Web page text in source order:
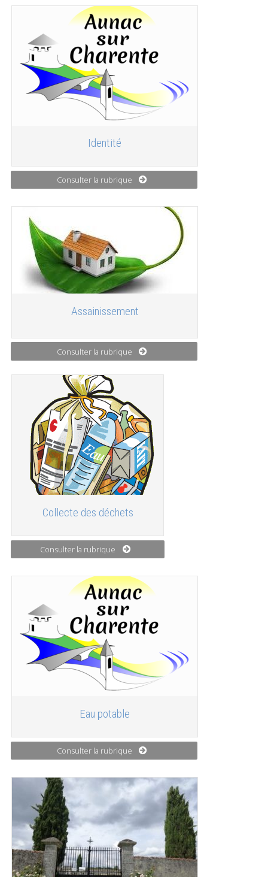
Identité
Consulter la rubrique
Assainissement
Consulter la rubrique
Collecte des déchets
Consulter la rubrique
Eau potable
Consulter la rubrique